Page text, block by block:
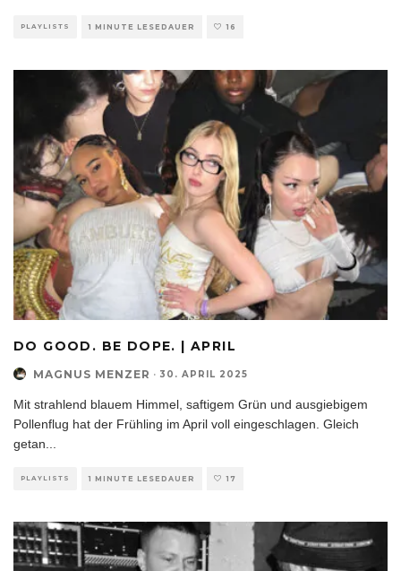
PLAYLISTS 1 MINUTE LESEDAUER 16
DO GOOD. BE DOPE. | APRIL
MAGNUS MENZER · 30. APRIL 2025
Mit strahlend blauem Himmel, saftigem Grün und ausgiebigem
Pollenflug hat der Frühling im April voll eingeschlagen. Gleich
getan
PLAYLISTS 1 MINUTE LESEDAUER 17